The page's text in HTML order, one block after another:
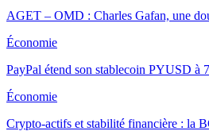
AGET – OMD : Charles Gafan, une
Économie
PayPal étend son stablecoin PYUSD à
Économie
Crypto-actifs et stabilité financière : la